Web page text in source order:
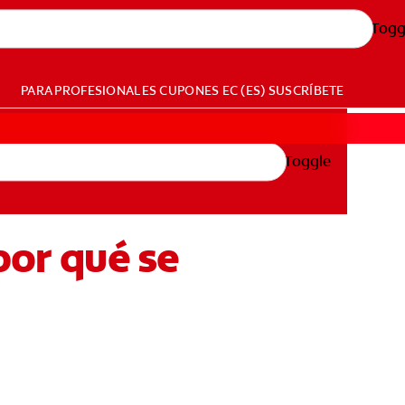
PARA PROFESIONALESCUPONES EC (ES) SUSCRÍBETE
Toggle
qué se